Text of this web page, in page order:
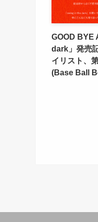
GOOD BYE
dark」発売
イリスト、
(Base Ball